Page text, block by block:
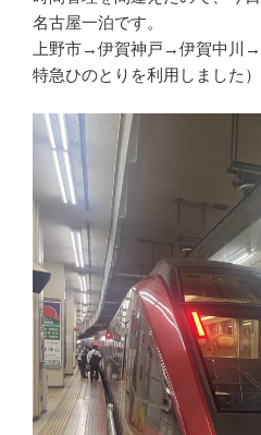
名古屋一泊です。
上野市→伊賀神戸→伊賀中川→
特急ひのとりを利用しました）